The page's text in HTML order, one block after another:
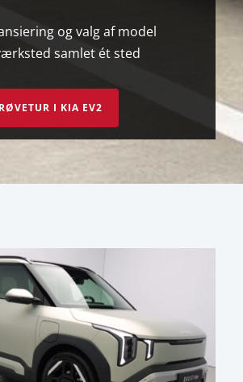
og valg af model
samlet ét sted
I KIA EV2